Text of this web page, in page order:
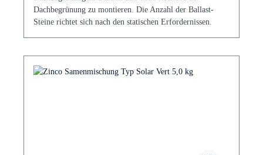
Dachbegrünung zu montieren. Die Anzahl der Ballast-
Steine richtet sich nach den statischen Erfordernissen.